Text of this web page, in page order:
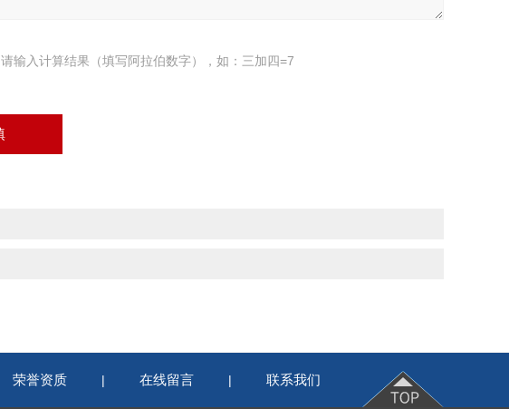
请输入计算结果（填写阿拉伯数字），如：三加四=7
荣誉资质 | 在线留言 | 联系我们